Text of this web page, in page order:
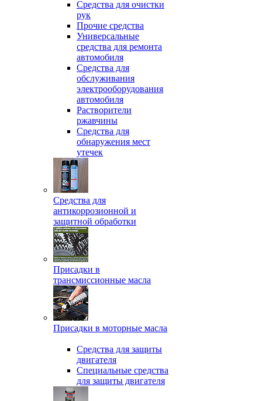
Средства для очистки
рук
Прочие средства
Универсальные
средства для ремонта
автомобиля
Средства для
обслуживания
электрооборудования
автомобиля
Растворители
ржавчины
Средства для
обнаружения мест
утечек
Средства для
антикоррозионной и
защитной обработки
Присадки в
трансмиссионные масла
Присадки в моторные масла
Средства для защиты
двигателя
Специальныe средства
для защиты двигателя